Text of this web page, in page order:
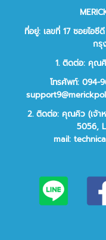
ที่อยู่: เลขที่ 17 ซอยไอซี
กรุ
1. ติดต่อ: คุณ
โทรศัพท์: 094-
2.ติดต่อ: คุณคิว (เจ้า
5056,
mail: